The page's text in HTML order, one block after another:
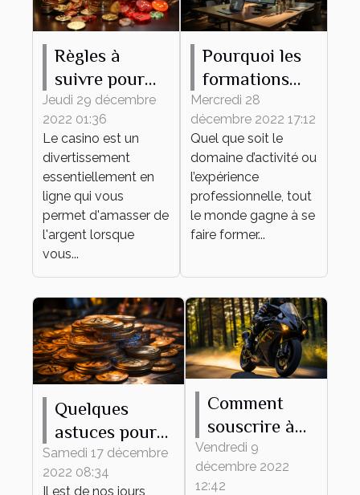
Règles à
suivre pour
gagner de
l'argent au
casino en
ligne
Jeudi 29 décembre
2022 01:36
Le casino est un
divertissement
essentiellement en
ligne qui vous
permet d'amasser de
l'argent lorsque
vous...
Pourquoi les
formations
continues
sont-elles
importantes
pour une
entreprise ?
Mercredi 28
décembre 2022 17:12
Quel que soit le
domaine d’activité ou
l’expérience
professionnelle, tout
le monde gagne à se
faire former...
Quelques
astuces pour
trouver les
meilleurs jeux
Samedi 17 décembre
2022 08:34
Il est de nos jours
Comment
souscrire à
une
assurance
Vendredi 9
décembre 2022
12:42